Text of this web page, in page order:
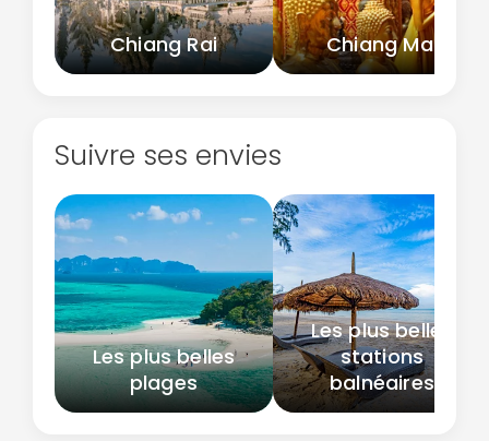
Chiang Rai Chiang Mai
Suivre ses envies
Les plus belles
plages
Les plus belles
stations
balnéaires